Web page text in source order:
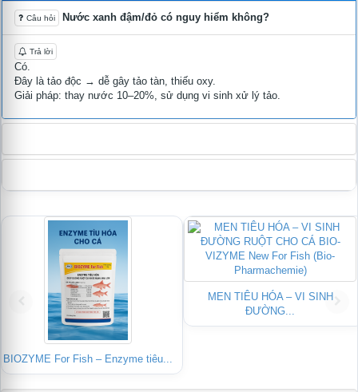
Câu hỏi Nước xanh đậm/đỏ có nguy hiểm không?
Trả lời
Có.
Đây là tảo độc → dễ gây tảo tàn, thiếu oxy.
Giải pháp: thay nước 10–20%, sử dụng vi sinh xử lý tảo.
BIOZYME For Fish – Enzyme tiêu...
MEN TIÊU HÓA – VI SINH
ĐƯỜNG...